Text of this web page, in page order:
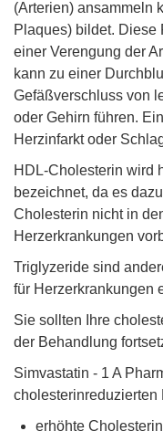
(Arterien) ansammeln
Plaques) bildet. Diese
einer Verengung der
kann zu einer
Gefäßverschluss von
oder Gehirn führen.
Herzinfarkt oder
HDL-Cholesterin wird
bezeichnet, da es
Cholesterin nicht in
Herzerkrankungen
Triglyzeride sind
für Herzerkrankungen
Sie sollten Ihre
der Behandlung
Simvastatin - 1 A
erhöhte